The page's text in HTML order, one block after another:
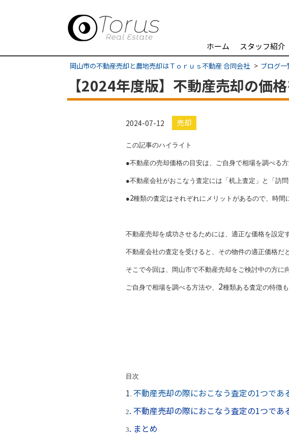
ホーム スタッフ紹介
岡山市の不動産売却と農地売却はＴｏｒｕｓ不動産 合同会社 ブログ一
【2024年度版】不動産売却の価
2024-07-12 売却
この記事のハイライト
●不動産の売却価格の目安は、ご自身で相場を調べる
●不動産会社がおこなう査定には「机上査定」と「訪
●2種類の査定はそれぞれにメリットがあるので、時
不動産売却を成功させるためには、適正な価格を設定
不動産会社の査定を受けると、その物件の適正価格だ
そこで今回は、岡山市で不動産売却をご検討中の方に
ご自身で相場を調べる方法や、 2種類ある査定の特徴
目次
1. 不動産売却の際におこなう査定の1つであ
2. 不動産売却の際におこなう査定の1つであ
3. まとめ